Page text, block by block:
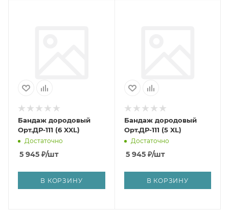
Бандаж дородовый
Орт.ДР-111 (6 XXL)
Достаточно
5 945 ₽/шт
В КОРЗИНУ
Бандаж дородовый
Орт.ДР-111 (5 XL)
Достаточно
5 945₽/шт
В КОРЗИНУ